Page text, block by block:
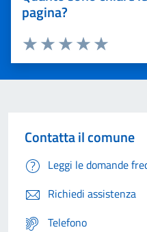
pagina?
Valuta 5
Valuta 4 stelle
Valuta 3 stelle su 5
Valuta 2 stelle su 5
Valuta 1 stelle su 5
Contatta il comune
Leggi le domande
Richiedi assistenza
Telefono